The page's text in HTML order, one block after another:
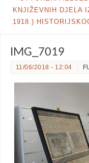
KNJIŽEVNIH DJELA
1918.)
IMG_7019
11/06/2018 - 12:04